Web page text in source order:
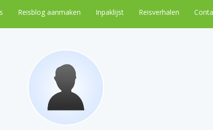
Reisblog aanmaken Inpaklijst Reisverhalen